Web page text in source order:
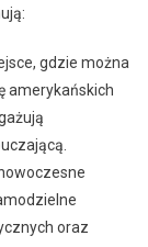
gdzie można
amerykańskich
oraz